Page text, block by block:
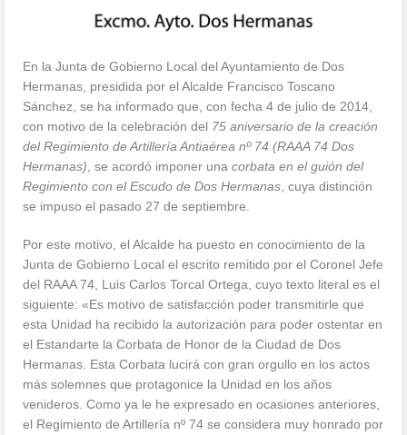
En la Junta de Gobierno Local del Ayuntamiento de Dos
Hermanas, presidida por el Alcalde Francisco Toscano
Sánchez, se ha informado que, con fecha 4 de julio de 2014,
con motivo de la celebración del 75 aniversario de la creación
del Regimiento de Artillería Antiaérea nº 74 (RAAA 74 Dos
Hermanas) , se acordó imponer unacorbata en el guión del
Regimiento con el Escudo de Dos Hermanas , cuya distinción
se impuso el pasado 27 de septiembre.
Por este motivo, el Alcalde ha puesto en conocimiento de la
Junta de Gobierno Local el escrito remitido por el Coronel Jefe
del RAAA 74, Luis Carlos Torcal Ortega, cuyo texto literal es el
siguiente: «Es motivo de satisfacción poder transmitirle que
esta Unidad ha recibido la autorización para poder ostentar en
el Estandarte la Corbata de Honor de la Ciudad de Dos
Hermanas. Esta Corbata lucirá con gran orgullo en los actos
más solemnes que protagonice la Unidad en los años
venideros. Como ya le he expresado en ocasiones anteriores,
el Regimiento de Artillería nº 74 se considera muy honrado por